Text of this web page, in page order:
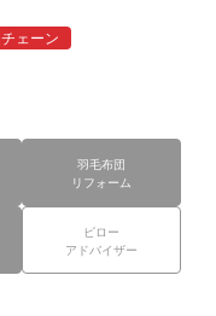
ェーン
羽毛布団
リフォーム
ピロー
アドバイザー